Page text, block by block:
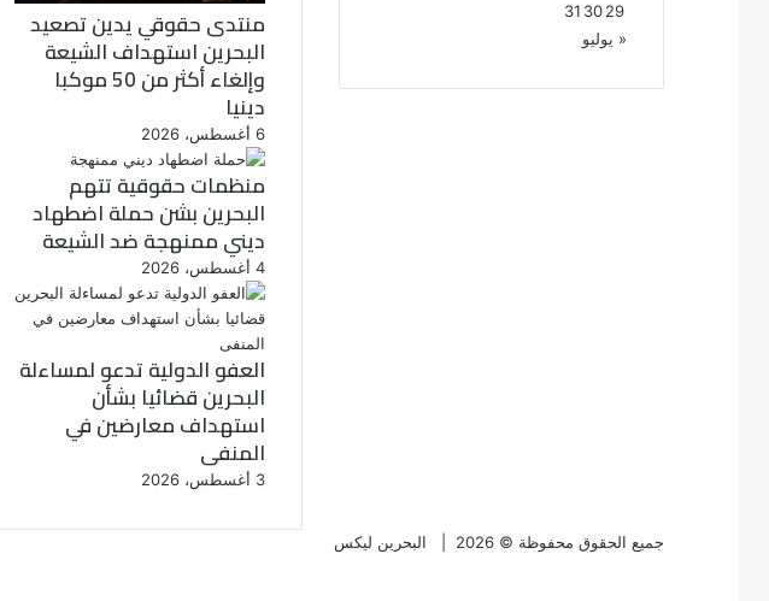
منتدى حقوقي يدين تصعيد
البحرين استهداف الشيعة
وإلغاء أكثر من 50 موكبا
دينيا
6 أغسطس، 2026
منظمات حقوقية تتهم
البحرين بشن حملة اضطهاد
ديني ممنهجة ضد الشيعة
4 أغسطس، 2026
العفو الدولية تدعو لمساءلة
البحرين قضائيا بشأن
استهداف معارضين في
المنفى
3 أغسطس، 2026
29
30
31
« يوليو
جميع الحقوق محفوظة © 2026 |
البحرين ليكس